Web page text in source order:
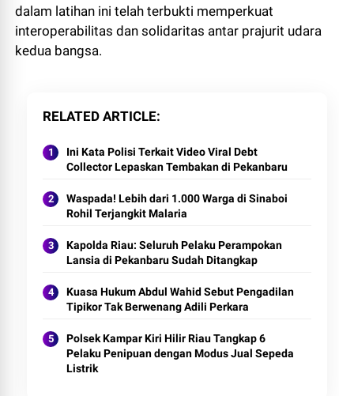
dalam latihan ini telah terbukti memperkuat
interoperabilitas dan solidaritas antar prajurit udara
kedua bangsa.
RELATED ARTICLE
Ini Kata Polisi Terkait Video Viral Debt
Collector Lepaskan Tembakan di Pekanbaru
Waspada! Lebih dari 1.000 Warga di Sinaboi
Rohil Terjangkit Malaria
Kapolda Riau: Seluruh Pelaku Perampokan
Lansia di Pekanbaru Sudah Ditangkap
Kuasa Hukum Abdul Wahid Sebut Pengadilan
Tipikor Tak Berwenang Adili Perkara
Polsek Kampar Kiri Hilir Riau Tangkap 6
Pelaku Penipuan dengan Modus Jual Sepeda
Listrik